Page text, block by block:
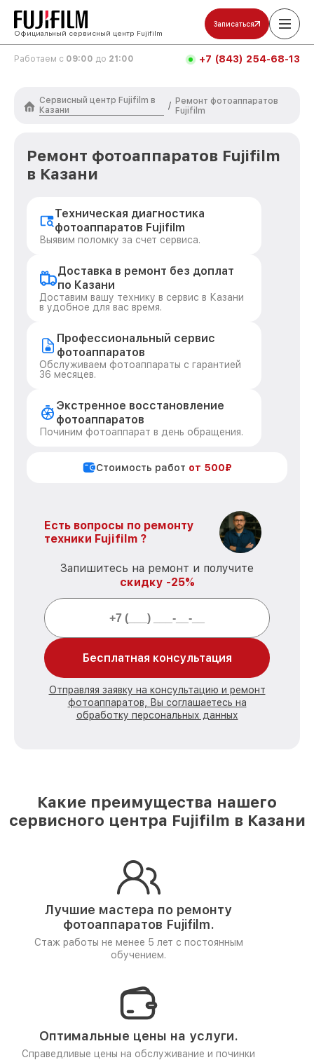
Официальный сервисный центр Fujifilm
Записаться
Работаем с 09:00 до 21:00 +7 (843) 254-68-13
Сервисный центр Fujifilm в
Казани
/ Ремонт фотоаппаратов
Fujifilm
Ремонт фотоаппаратов Fujifilm
в Казани
Техническая диагностика
фотоаппаратов Fujifilm
Выявим поломку за счет сервиса.
Доставка в ремонт без доплат
по Казани
Доставим вашу технику в сервис в Казани
в удобное для вас время.
Профессиональный сервис
фотоаппаратов
Обслуживаем фотоаппараты с гарантией
36 месяцев.
Экстренное восстановление
фотоаппаратов
Починим фотоаппарат в день обращения.
Стоимость работ от 500₽
Есть вопросы по ремонту
техники Fujifilm ?
Запишитесь на ремонт и получите
скидку -25%
Бесплатная консультация
Отправляя заявку на консультацию и ремонт
фотоаппаратов, Вы соглашаетесь на
обработку персональных данных
Какие преимущества нашего
сервисного центра Fujifilm в Казани
Лучшие мастера по ремонту
фотоаппаратов Fujifilm.
Стаж работы не менее 5 лет с постоянным
обучением.
Оптимальные цены на услуги.
Справедливые цены на обслуживание и починки